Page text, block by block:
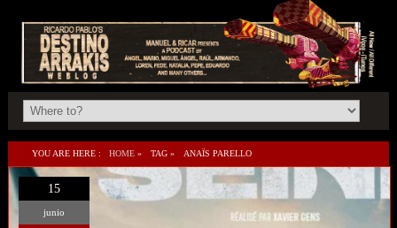
YOU ARE HERE : HOME » TAG » ANAÏS PARELLO
15
junio